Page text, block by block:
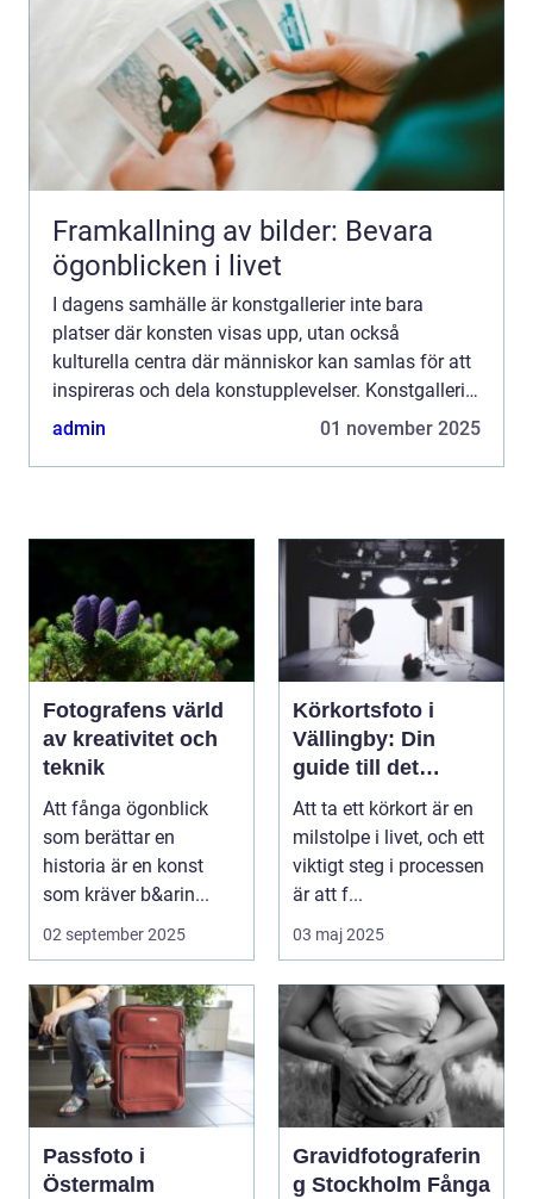
Framkallning av bilder: Bevara
ögonblicken i livet
I dagens samhälle är konstgallerier inte bara
platser där konsten visas upp, utan också
kulturella centra där människor kan samlas för att
inspireras och dela konstupplevelser. Konstgalleri
är en plats dä...
admin 01 november 2025
Fotografens värld
av kreativitet och
teknik
Att fånga ögonblick
som berättar en
historia är en konst
som kräver b&arin...
02 september 2025
Körkortsfoto i
Vällingby: Din
guide till det
perfekta fotot
Att ta ett körkort är en
milstolpe i livet, och ett
viktigt steg i processen
är att f...
03 maj 2025
Passfoto i
Östermalm
Gravidfotograferin
g Stockholm Fånga